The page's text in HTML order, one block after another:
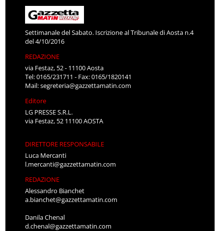
Settimanale del Sabato. Iscrizione al Tribunale di Aosta n.4
del 4/10/2016
REDAZIONE
via Festaz, 52 - 11100 Aosta
Tel: 0165/231711 - Fax: 0165/1820141
Mail:segreteria@gazzettamatin.com
Editore
LG PRESSE S.R.L.
via Festaz, 52 11100 AOSTA
DIRETTORE RESPONSABILE
Luca Mercanti
l.mercanti@gazzettamatin.com
REDAZIONE
Alessandro Bianchet
a.bianchet@gazzettamatin.com
Danila Chenal
d.chenal@gazzettamatin.com